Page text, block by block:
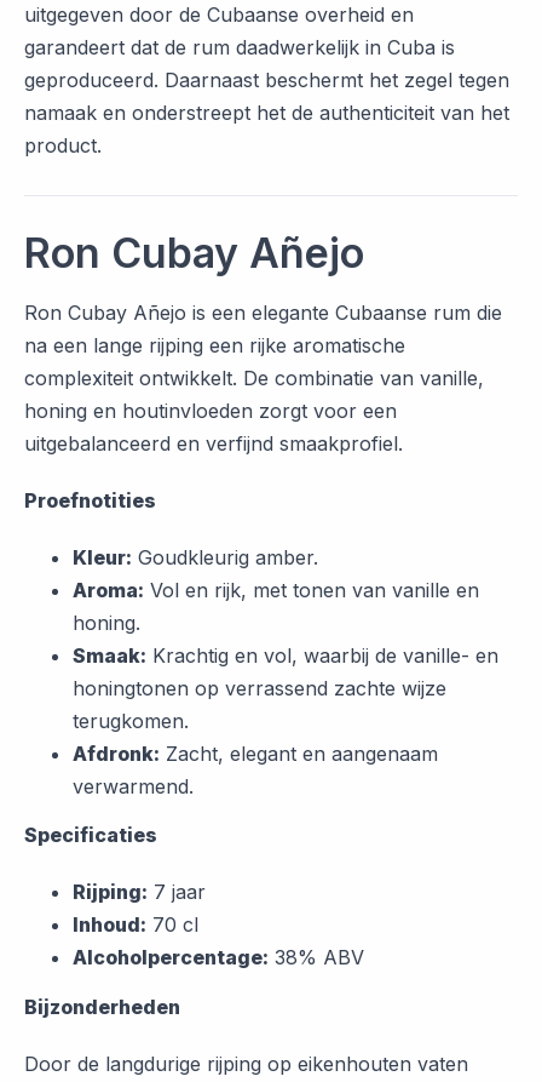
uitgegeven door de Cubaanse overheid en
garandeert dat de rum daadwerkelijk in Cuba is
geproduceerd. Daarnaast beschermt het zegel tegen
namaak en onderstreept het de authenticiteit van het
product.
Ron Cubay Añejo
Ron Cubay Añejo is een elegante Cubaanse rum die
na een lange rijping een rijke aromatische
complexiteit ontwikkelt. De combinatie van vanille,
honing en houtinvloeden zorgt voor een
uitgebalanceerd en verfijnd smaakprofiel.
Proefnotities
Kleur: Goudkleurig amber.
Aroma: Vol en rijk, met tonen van vanille en
honing.
Smaak: Krachtig en vol, waarbij de vanille- en
honingtonen op verrassend zachte wijze
terugkomen.
Afdronk: Zacht, elegant en aangenaam
verwarmend.
Specificaties
Rijping: 7 jaar
Inhoud: 70 cl
Alcoholpercentage: 38% ABV
Bijzonderheden
Door de langdurige rijping op eikenhouten vaten